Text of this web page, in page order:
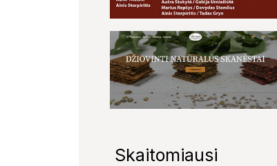
Skaitomiausi